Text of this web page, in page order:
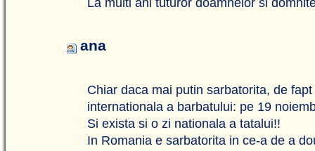
La multi ani tuturor doamnelor si
ana
Chiar daca mai putin sarbatorita, de
internationala a barbatului: pe 19
Si exista si o zi nationala a tatalui!!
In Romania e sarbatorita in ce-a de a